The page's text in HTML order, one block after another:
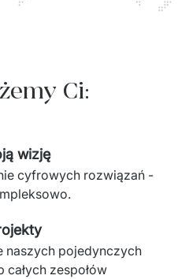
Ci:
wizję
cyfrowych rozwiązań -
naszych pojedynczych
całych zespołów